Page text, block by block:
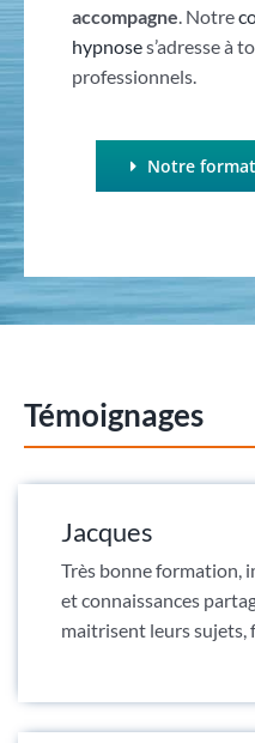
accompagne. Notre
hypnoses’adresse à
professionnels.
Notre
Témoignages
Jacques
Très bonne formation,
et connaissances
maitrisent leurs sujets,